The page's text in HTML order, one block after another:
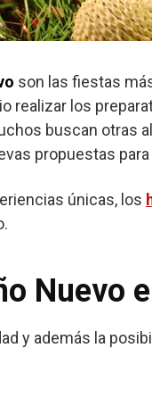
son las fiestas
realizar los
buscan otras
propuestas
únicas, los
Nuevo
y además la